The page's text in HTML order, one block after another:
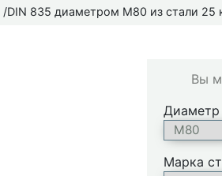
/DIN 835 диаметром М80 из стали 25
Вы
Диаметр
Марка